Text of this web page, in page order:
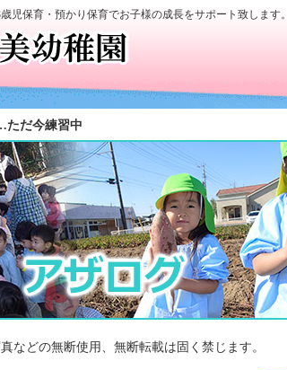
児保育・預かり保育でお子様の成長をサポート致します。
ただ今練習中
などの無断使用、無断転載は固く禁じます。